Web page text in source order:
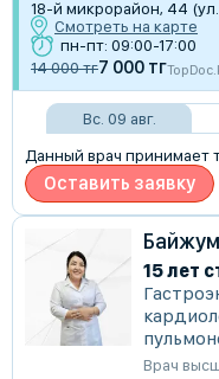
18-й микрорайон, 44
Смотреть на карте
пн-пт: 09:00-17:00
14 000 тг7 000 тг
Вс. 09 авг.
Данный врач принимает
Оставить заявку
15 лет
Врач